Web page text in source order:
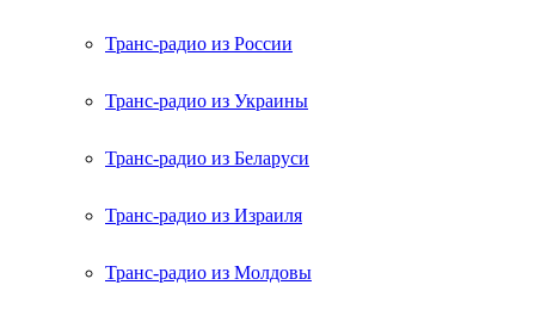
Транс-радио из России
Транс-радио из Украины
Транс-радио из Беларуси
Транс-радио из Израиля
Транс-радио из Молдовы